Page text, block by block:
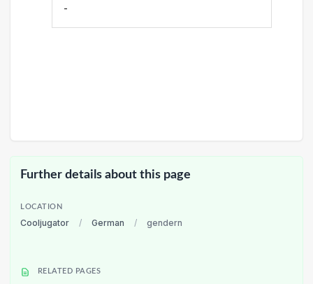
-
Further details about this page
LOCATION
Cooljugator / German / gendern
RELATED PAGES